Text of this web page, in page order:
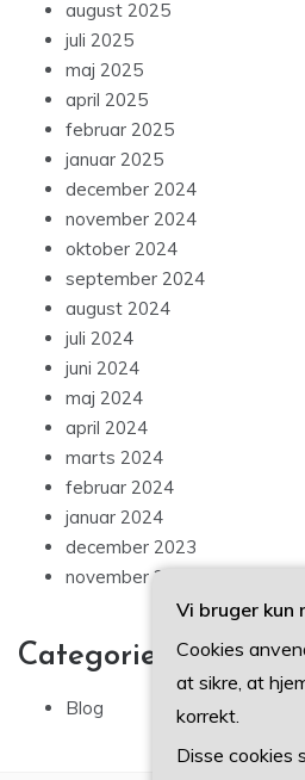
august 2025
juli 2025
maj 2025
april 2025
februar 2025
januar 2025
december 2024
november 2024
oktober 2024
september 2024
august 2024
juli 2024
juni 2024
maj 2024
april 2024
marts 2024
februar 2024
januar 2024
december 2023
november 2023
Categories
Blog
Vi bruger kun
Cookies
at sikre, at
korrekt.
Disse cookies